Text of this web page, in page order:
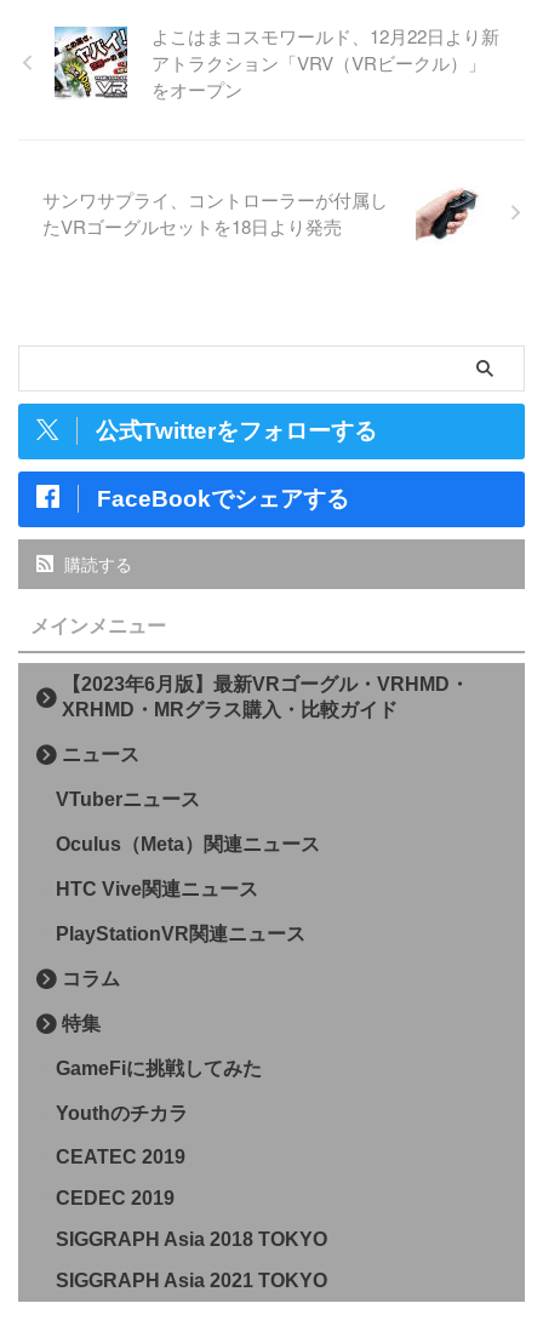
よこはまコスモワールド、12月22日より新
アトラクション「VRV（VRビークル）」
をオープン
サンワサプライ、コントローラーが付属し
たVRゴーグルセットを18日より発売
公式Twitterをフォローする
FaceBookでシェアする
購読する
メインメニュー
【2023年6月版】最新VRゴーグル・VRHMD・
XRHMD・MRグラス購入・比較ガイド
ニュース
VTuberニュース
Oculus（Meta）関連ニュース
HTC Vive関連ニュース
PlayStationVR関連ニュース
コラム
特集
GameFiに挑戦してみた
Youthのチカラ
CEATEC 2019
CEDEC 2019
SIGGRAPH Asia 2018 TOKYO
SIGGRAPH Asia 2021 TOKYO